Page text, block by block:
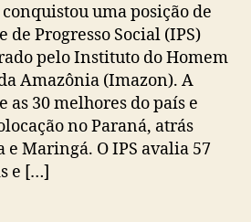
uma posição de
de Progresso Social (IPS)
pelo Instituto do Homem
Amazônia (Imazon). A
as 30 melhores do país e
no Paraná, atrás
e Maringá. O IPS avalia 57
e […]